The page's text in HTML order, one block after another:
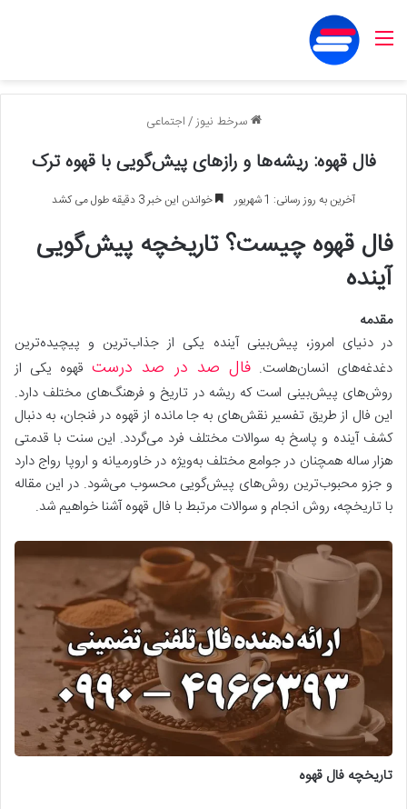
منو
سرخط نیوز/اجتماعی
فال قهوه: ریشه‌ها و رازهای پیش‌گویی با قهوه ترک
آخرین به روز رسانی: 1 شهریور خواندن این خبر 3 دقیقه طول می کشد
فال قهوه چیست؟ تاریخچه پیش‌گویی
آینده
مقدمه
در دنیای امروز، پیش‌بینی آینده یکی از جذاب‌ترین و پیچیده‌ترین
دغدغه‌های انسان‌هاست.فال صد در صد درستقهوه یکی از
روش‌های پیش‌بینی است که ریشه در تاریخ و فرهنگ‌های مختلف دارد.
این فال از طریق تفسیر نقش‌های به جا مانده از قهوه در فنجان، به دنبال
کشف آینده و پاسخ به سوالات مختلف فرد می‌گردد. این سنت با قدمتی
هزار ساله همچنان در جوامع مختلف به‌ویژه در خاورمیانه و اروپا رواج دارد
و جزو محبوب‌ترین روش‌های پیش‌گویی محسوب می‌شود. در این مقاله
با تاریخچه، روش انجام و سوالات مرتبط با فال قهوه آشنا خواهیم شد.
تاریخچه فال قهوه